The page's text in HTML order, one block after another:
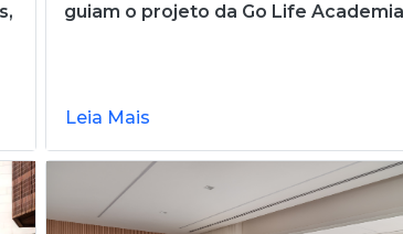
guiam o projeto da Go Life Academia
Leia Mais